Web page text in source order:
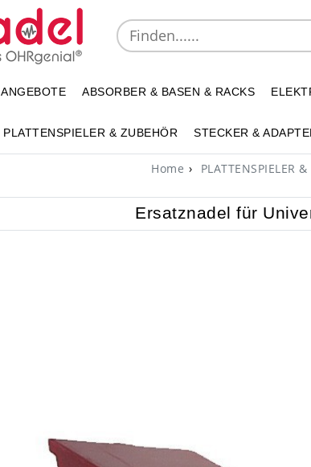
ANGEBOTE ABSORBER & BASEN & RACKS
PLATTENSPIELER & ZUBEHÖR STECKER &
Home PLATTENSPIELER
Ersatznadel für